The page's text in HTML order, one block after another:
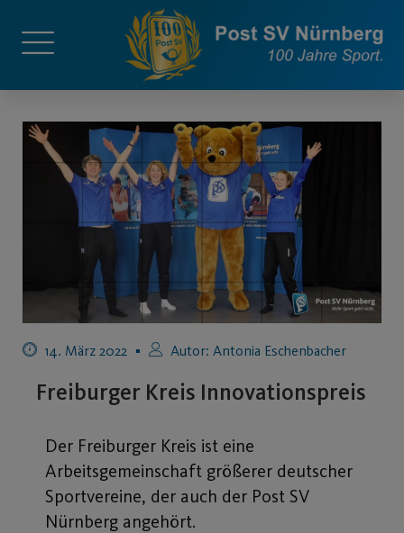
14. März 2022 Autor: Antonia Eschenbacher
Freiburger Kreis Innovationspreis
Der Freiburger Kreis ist eine
Arbeitsgemeinschaft größerer deutscher
Sportvereine, der auch der Post SV
Nürnberg angehört.